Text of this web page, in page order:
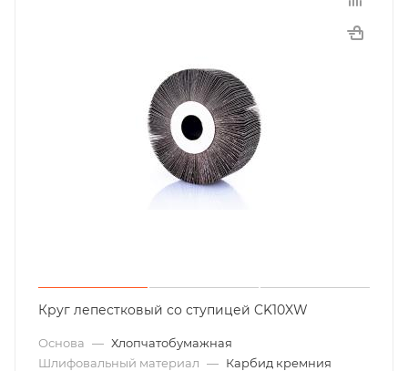
Круг лепестковый со ступицей CK10XW
Основа — Хлопчатобумажная
Шлифовальный материал — Карбид кремния